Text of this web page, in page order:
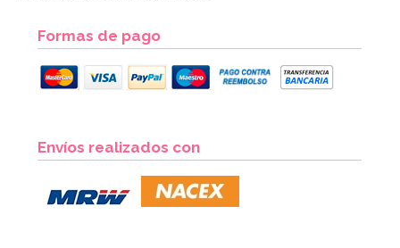
7,50€
Formas de pago
Envíos realizados con